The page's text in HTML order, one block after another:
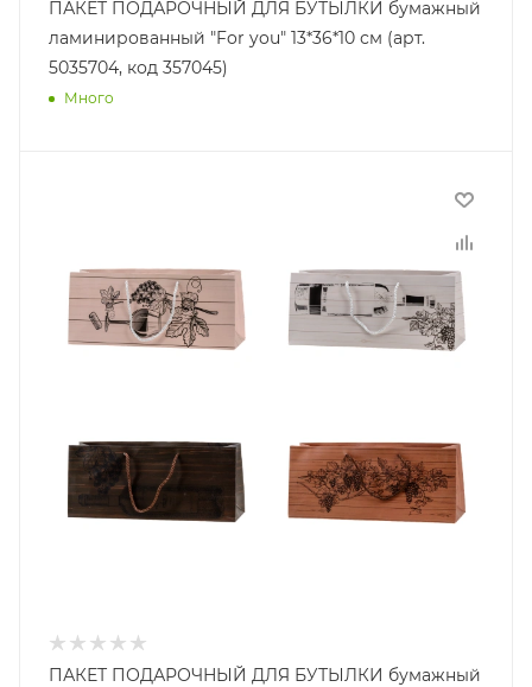
ПАКЕТ ПОДАРОЧНЫЙ ДЛЯ БУТЫЛКИ бумажный
ламинированный "For you" 13*36*10 см (арт.
5035704, код 357045)
Много
ПАКЕТ ПОДАРОЧНЫЙ ДЛЯ БУТЫЛКИ бумажный